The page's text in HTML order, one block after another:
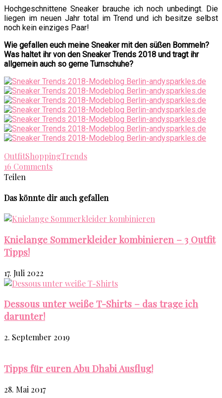
Hochgeschnittene Sneaker brauche ich noch unbedingt. Die
liegen im neuen Jahr total im Trend und ich besitze selbst
noch kein einziges Paar!
Wie gefallen euch meine Sneaker mit den süßen Bommeln?
Was haltet ihr von den Sneaker Trends 2018 und tragt ihr
allgemein auch so gerne Turnschuhe?
OutfitShoppingTrends
16 Comments
Teilen
Das könnte dir auch gefallen
Knielange Sommerkleider kombinieren – 3 Outfit
Tipps!
17. Juli 2022
Dessous unter weiße T-Shirts – das trage ich
darunter!
2. September 2019
Tipps für euren Abu Dhabi Ausflug!
28. Mai 2017